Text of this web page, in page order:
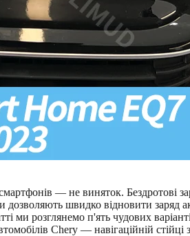
— не виняток. Бездротові
швидко відновити
ми розглянемо п'ять чудових
Chery — навігаційній